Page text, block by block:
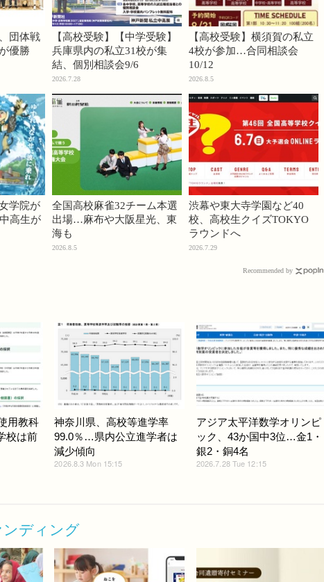
団体戦
優勝
【高校受験】【中学受験】
兵庫県内の私立31校が集
結、個別相談会9/6
2026.7.28
【高校受験】横須賀の私立
4校が参加…合同相談会
10/12
2026.8.5
学院が
高生が
全国高校麻雀32チーム本選
出場…麻布や大阪星光、東
海も
2026.8.5
渋幕や東大寺学園など40
校、高校生クイズTOKYO
ラウンドへ
2026.7.29
Recommended by
用教科
校は前
神奈川県、高校等進学率
99.0％…県内公立進学者は
減少傾向
2026.8.3 Mon 15:15
アジア太平洋数学オリンピ
ック、43か国中3位…金1・
銀2・銅4名
2026.7.28 Tue 12:15
ンディング